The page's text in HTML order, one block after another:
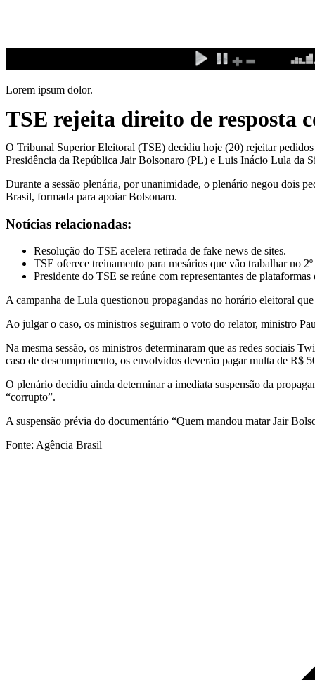
conteúdo
Lorem ipsum dolor.
TSE rejeita direito de resposta
O Tribunal Superior Eleitoral (TSE) decidiu hoje (20) rejeitar pedidos
Presidência da República Jair Bolsonaro (PL) e Luis Inácio Lula da
Durante a sessão plenária, por unanimidade, o plenário negou dois
Brasil, formada para apoiar Bolsonaro.
Notícias relacionadas:
Resolução do TSE acelera retirada de fake news de sites.
TSE oferece treinamento para mesários que vão trabalhar no
Presidente do TSE se reúne com representantes de plataformas
A campanha de Lula questionou propagandas no horário eleitoral
Ao julgar o caso, os ministros seguiram o voto do relator, ministro
Na mesma sessão, os ministros determinaram que as redes sociais
caso de descumprimento, os envolvidos deverão pagar multa de R$
O plenário decidiu ainda determinar a imediata suspensão da
“corrupto”.
A suspensão prévia do documentário “Quem mandou matar Jair
Fonte: Agência Brasil